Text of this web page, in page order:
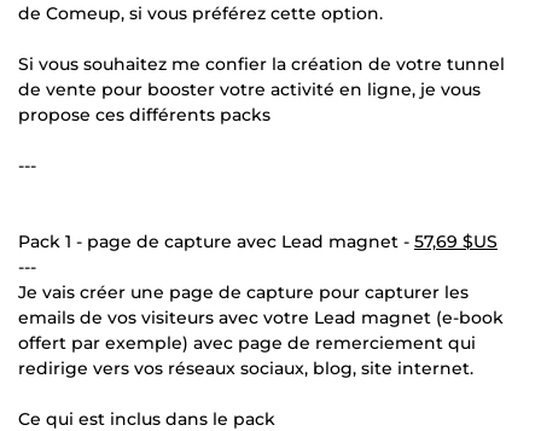
de Comeup, si vous préférez cette option.
Si vous souhaitez me confier la création de votre tunnel
de vente pour booster votre activité en ligne, je vous
propose ces différents packs
---
Pack 1 - page de capture avec Lead magnet - 57,69 $US
---
Je vais créer une page de capture pour capturer les
emails de vos visiteurs avec votre Lead magnet (e-book
offert par exemple) avec page de remerciement qui
redirige vers vos réseaux sociaux, blog, site internet.
Ce qui est inclus dans le pack